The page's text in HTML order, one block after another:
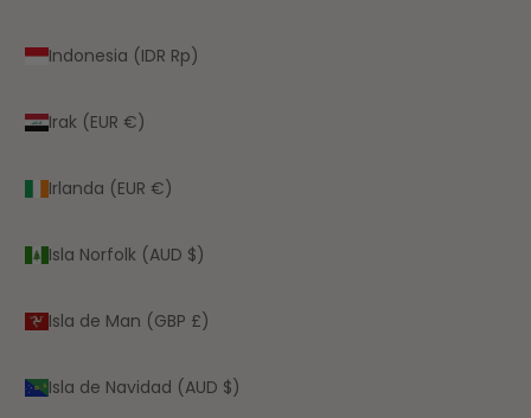
Indonesia (IDR Rp)
Irak (EUR €)
Irlanda (EUR €)
Isla Norfolk (AUD $)
Isla de Man (GBP £)
Isla de Navidad (AUD $)